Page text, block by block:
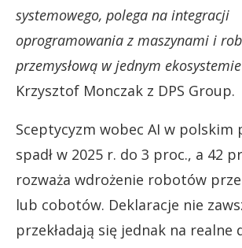
systemowego, polega na integracji
oprogramowania z maszynami i
przemysłową w jednym
Krzysztof Monczak z DPS Group.
Sceptycyzm wobec AI w polskim
spadł w 2025 r. do 3 proc., a 42
rozważa wdrożenie robotów
lub cobotów. Deklaracje nie
przekładają się jednak na realne